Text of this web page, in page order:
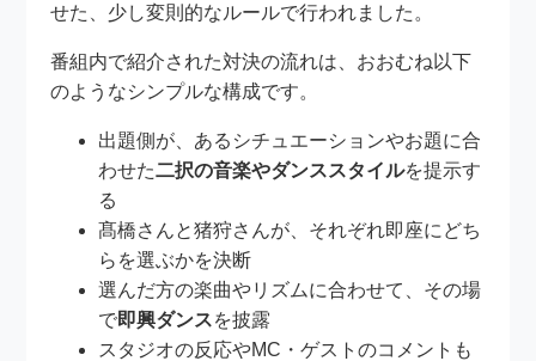
せた、少し変則的なルールで行われました。
番組内で紹介された対決の流れは、おおむね以下
のようなシンプルな構成です。
出題側が、あるシチュエーションやお題に合
わせた二択の音楽やダンススタイルを提示す
る
髙橋さんと猪狩さんが、それぞれ即座にどち
らを選ぶかを決断
選んだ方の楽曲やリズムに合わせて、その場
で即興ダンスを披露
スタジオの反応やMC・ゲストのコメントも